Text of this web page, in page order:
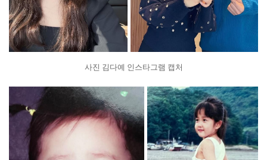
사진 김다예 인스타그램 캡처